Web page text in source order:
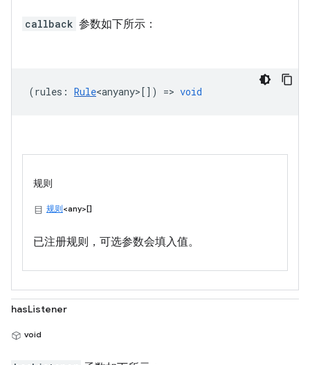
callback 参数如下所示：
(rules : Rule<anyany> []) => void
规则
规则<any>[]
已注册规则，可选参数会填入值。
hasListener
void